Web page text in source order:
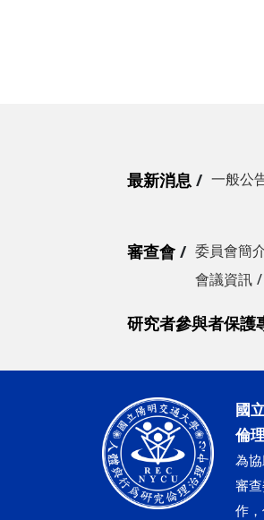
最新消息 一般公
審查會 委員會簡
會議資訊
研究者參與者保護
國
倫
為
審
作